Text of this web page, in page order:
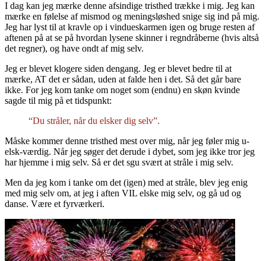
I dag kan jeg mærke denne afsindige tristhed trække i mig. Jeg kan
mærke en følelse af mismod og meningsløshed snige sig ind på mig.
Jeg har lyst til at kravle op i vindueskarmen igen og bruge resten af
aftenen på at se på hvordan lysene skinner i regndråberne (hvis altså
det regner), og have ondt af mig selv.
Jeg er blevet klogere siden dengang. Jeg er blevet bedre til at
mærke, AT det er sådan, uden at falde hen i det. Så det går bare
ikke. For jeg kom tanke om noget som (endnu) en skøn kvinde
sagde til mig på et tidspunkt:
“Du stråler, når du elsker dig selv”.
Måske kommer denne tristhed mest over mig, når jeg føler mig u-
elsk-værdig. Når jeg søger det derude i dybet, som jeg ikke tror jeg
har hjemme i mig selv. Så er det sgu svært at stråle i mig selv.
Men da jeg kom i tanke om det (igen) med at stråle, blev jeg enig
med mig selv om, at jeg i aften VIL elske mig selv, og gå ud og
danse. Være et fyrværkeri.